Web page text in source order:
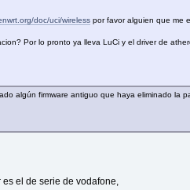
doc/uci/wireless por favor alguien que me
Por lo pronto ya lleva LuCi y el driver de
algún firmware antiguo que haya eliminado la
el de serie de vodafone,